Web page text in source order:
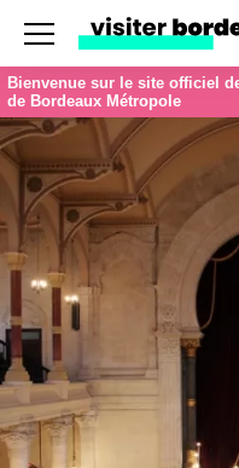
Menu
Bienvenue sur le site officiel
de Bordeaux Métropole